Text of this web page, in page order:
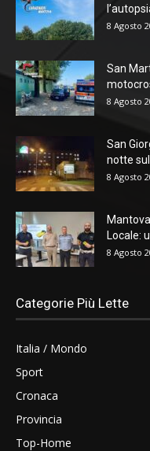
8 Agosto
San
8 Agosto
San
notte
8 Agosto
Locale:
8 Agosto
Categorie Più Lette
Italia / Mondo
Sport
Cronaca
Provincia
Top-Home